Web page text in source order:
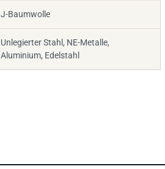
J-Baumwolle
Unlegierter Stahl, NE-Metalle,
Aluminium, Edelstahl